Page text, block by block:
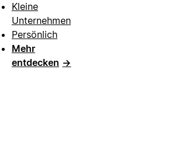
Kleine
Unternehmen
Persönlich
Mehr
entdecken →